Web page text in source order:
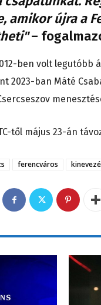
amikor újra a
–
ben volt legutóbb
2023-ban Máté
től május 23-án
ferencváros